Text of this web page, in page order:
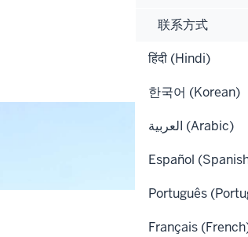
联系方式
हिंदी (Hindi)
한국어 (Korean)
العربية (Arabic)
Español
Português
Français